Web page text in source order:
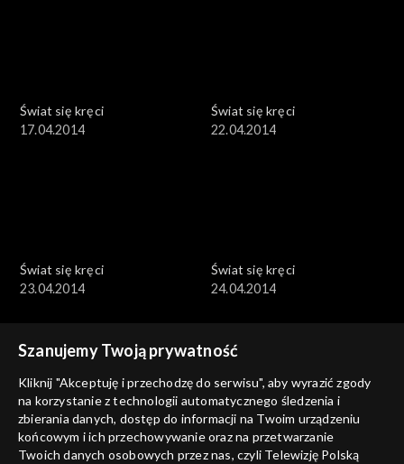
Świat się kręci
17.04.2014
Świat się kręci
22.04.2014
Świat się kręci
23.04.2014
Świat się kręci
24.04.2014
Świat się kręci
25.04.2014
Świat się kręci
28.04.2014
Szanujemy Twoją prywatność
Kliknij "Akceptuję i przechodzę do serwisu", aby wyrazić zgody
na korzystanie z technologii automatycznego śledzenia i
zbierania danych, dostęp do informacji na Twoim urządzeniu
końcowym i ich przechowywanie oraz na przetwarzanie
Twoich danych osobowych przez nas, czyli Telewizję Polską